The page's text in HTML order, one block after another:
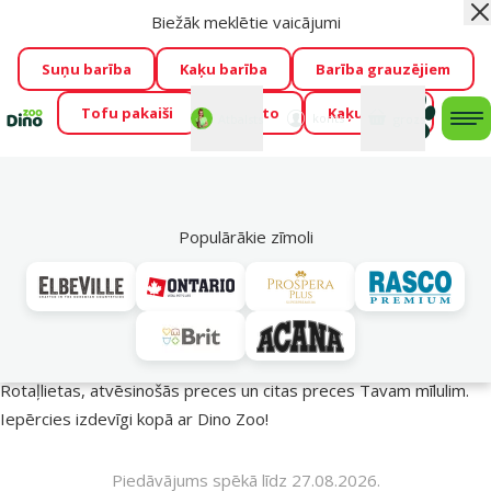
Visu mēnesi Dino Zoo piedāvā lieliskas cenas mīluļu TOP
barībām! 🍖→Skatīt piedāvājumu!
Fotokonkurss “GADA ŪSAIŅI”!
Varbūt tieši Tavs mīlulis
būs 2027. gada zvaigzne
→Piedalīties
Mans
konts
Biežāk meklētie vaicājumi
Suņu barība Kaķu barība Barība grauzējiem
Tofu pakaiši Foresto Kaķu mājas
Populārākie zīmoli
Vasara turpinās – atlaides katrai gaumei!
Rotaļlietas, atvēsinošās preces un citas preces Tavam mīlulim.
Iepērcies izdevīgi kopā ar Dino Zoo!
Piedāvājums spēkā līdz 27.08.2026.